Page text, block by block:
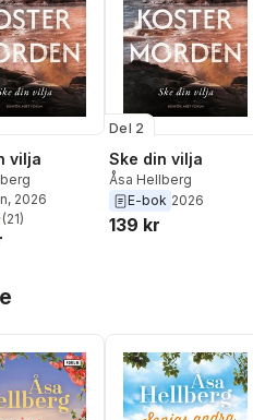
vilja
, 2026
stjärnor. Totalt antal röster:
(21)
Del 2
Ske din vilja
Åsa Hellberg
E-bok 2026
139 kr